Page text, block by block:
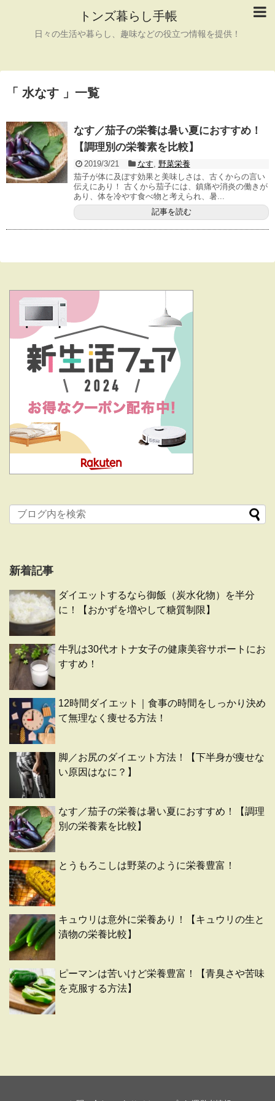
トンズ暮らし手帳
日々の生活や暮らし、趣味などの役立つ情報を提供！
「 水なす 」一覧
なす／茄子の栄養は暑い夏におすすめ！
【調理別の栄養素を比較】
2019/3/21 なす
野菜栄養
茄子が体に及ぼす効果と美味しさは、古くからの言い
伝えにあり！ 古くから茄子には、鎮痛や消炎の働きが
あり、体を冷やす食べ物と考えられ、暑...
記事を読む
新着記事
ダイエットするなら御飯（炭水化物）を半分
に！【おかずを増やして糖質制限】
牛乳は30代オトナ女子の健康美容サポートにお
すすめ！
12時間ダイエット｜食事の時間をしっかり決め
て無理なく痩せる方法！
脚／お尻のダイエット方法！【下半身が痩せな
い原因はなに？】
なす／茄子の栄養は暑い夏におすすめ！【調理
別の栄養素を比較】
とうもろこしは野菜のように栄養豊富！
キュウリは意外に栄養あり！【キュウリの生と
漬物の栄養比較】
ピーマンは苦いけど栄養豊富！【青臭さや苦味
を克服する方法】